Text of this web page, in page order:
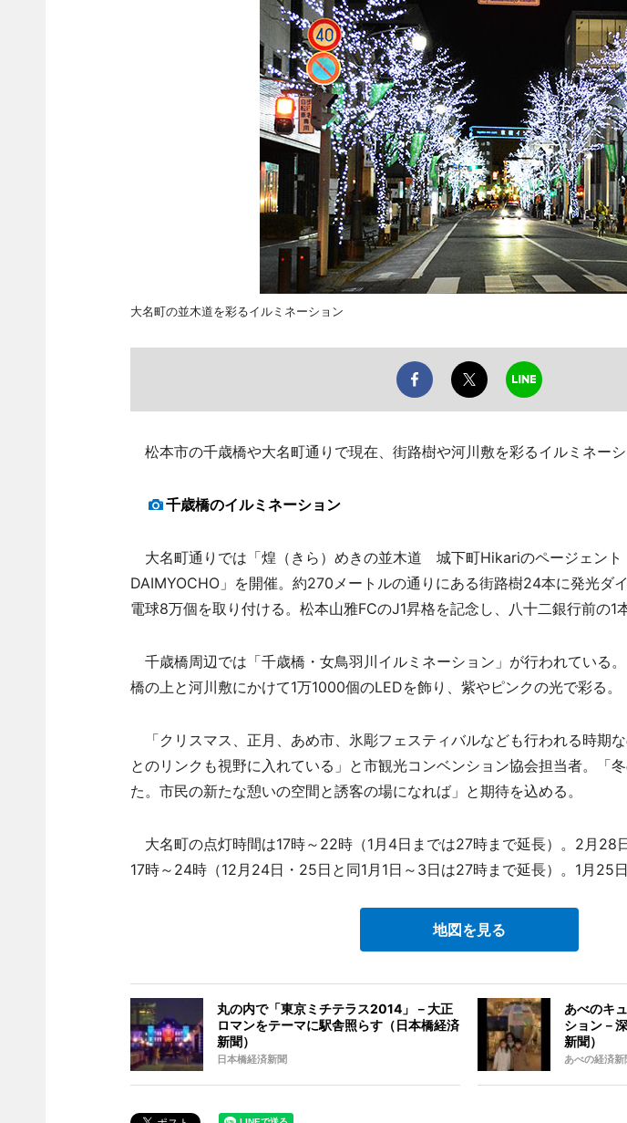
大名町の並木道を彩るイルミネーション
松本市の千歳橋や大名町通りで現在、街路樹や河川敷を彩るイルミネーシ
千歳橋のイルミネーション
大名町通りでは「煌（きら）めきの並木道 城下町Hikariのページェント
DAIMYOCHO」を開催。約270メートルの通りにある街路樹24本に発光ダイ
電球8万個を取り付ける。松本山雅FCのJ1昇格を記念し、八十二銀行前の1
千歳橋周辺では「千歳橋・女鳥羽川イルミネーション」が行われている
橋の上と河川敷にかけて1万1000個のLEDを飾り、紫やピンクの光で彩る。
「クリスマス、正月、あめ市、氷彫フェスティバルなども行われる時期
とのリンクも視野に入れている」と市観光コンベンション協会担当者。「
た。市民の新たな憩いの空間と誘客の場になれば」と期待を込める。
大名町の点灯時間は17時～22時（1月4日までは27時まで延長）。2月28
17時～24時（12月24日・25日と同1月1日～3日は27時まで延長）。1月25日
地図を見る
丸の内で「東京ミチテラス2014」－大正
ロマンをテーマに駅舎照らす（日本橋経済
新聞）
日本橋経済新聞
あべのキ
ション－
新聞）
あべの経済新